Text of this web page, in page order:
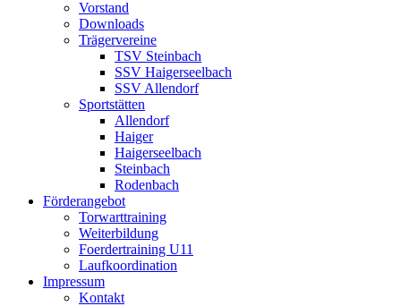
Vorstand
Downloads
Trägervereine
TSV Steinbach
SSV Haigerseelbach
SSV Allendorf
Sportstätten
Allendorf
Haiger
Haigerseelbach
Steinbach
Rodenbach
Förderangebot
Torwarttraining
Weiterbildung
Foerdertraining U11
Laufkoordination
Impressum
Kontakt